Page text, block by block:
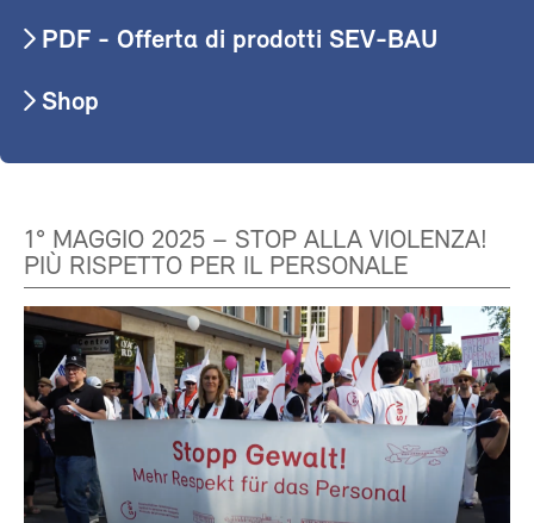
PDF - Offerta di prodotti SEV-BAU
Shop
1° MAGGIO 2025 – STOP ALLA VIOLENZA!
PIÙ RISPETTO PER IL PERSONALE